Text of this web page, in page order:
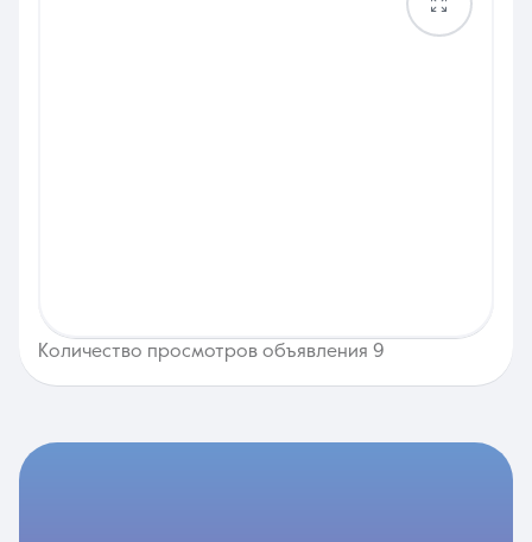
Количество просмотров объявления 9